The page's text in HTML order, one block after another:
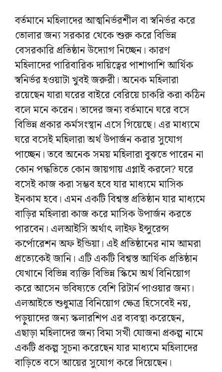
বর্তমানে মহিলাদের আত্মনির্ভরশীল বা স্বনির্ভর করে
তোলার জন্য সরকার থেকে শুরু করে বিভিন্ন
বেসরকারি প্রতিষ্ঠান উদ্যোগ নিচ্ছেন। কারণ
মহিলাদের পারিবারিক দায়িত্বের পাশাপাশি আর্থিক
স্বনির্ভর হওয়াটা খুবই জরুরী। অনেক মহিলারা
রয়েছেন যারা ঘরের বাইরে বেরিয়ে চাকরি করা কঠিন
বলে মনে করেন। তাদের জন্য বর্তমানে ঘরে বসে
বিভিন্ন প্রকার কর্মসংস্থান এসে গিয়েছে। এর মাধ্যমে
ঘরে বসেই মহিলারা অর্থ উপার্জন করার সুযোগ
পাচ্ছেন। তবে অনেক সময় মহিলারা বুঝতে পারেন না
কোন পদ্ধতিতে কোন জায়গায় এপ্লাই করলে? ঘরে
বসেই কাজ করা সম্ভব হবে যার মাধ্যমে মাসিক
ইনকাম হবে। এমন একটি বিশ্বস্ত প্রতিষ্ঠান যার মাধ্যমে
বাড়ির মহিলারা কাজ করে মাসিক উপার্জন করতে
পারবেন। এলআইসি অর্থাৎ লাইফ ইন্সুরেন্স
কর্পোরেশন অফ ইন্ডিয়া। এই প্রতিষ্ঠানের নাম আমরা
প্রত্যেকেই জানি। এটি একটি বিশ্বস্ত আর্থিক প্রতিষ্ঠান
যেখানে বিভিন্ন ব্যক্তি বিভিন্ন স্কিমে অর্থ বিনিয়োগ
করে আসেন ভবিষ্যতে বেশি রিটার্ন পাওয়ার জন্য।
এলআইতে শুধুমাত্র বিনিয়োগ ক্ষেত্র হিসেবেই নয়,
পড়ুয়াদের জন্য স্কলারশিপ এর ব্যবস্থা করেছেন,
এছাড়া মহিলাদের জন্য বিমা সখী যোজনা প্রকল্প নামে
একটি প্রকল্প সূচনা করেছেন যার মাধ্যমে মহিলাদের
বাড়িতে বসে আয়ের সুযোগ করে দিয়েছেন।